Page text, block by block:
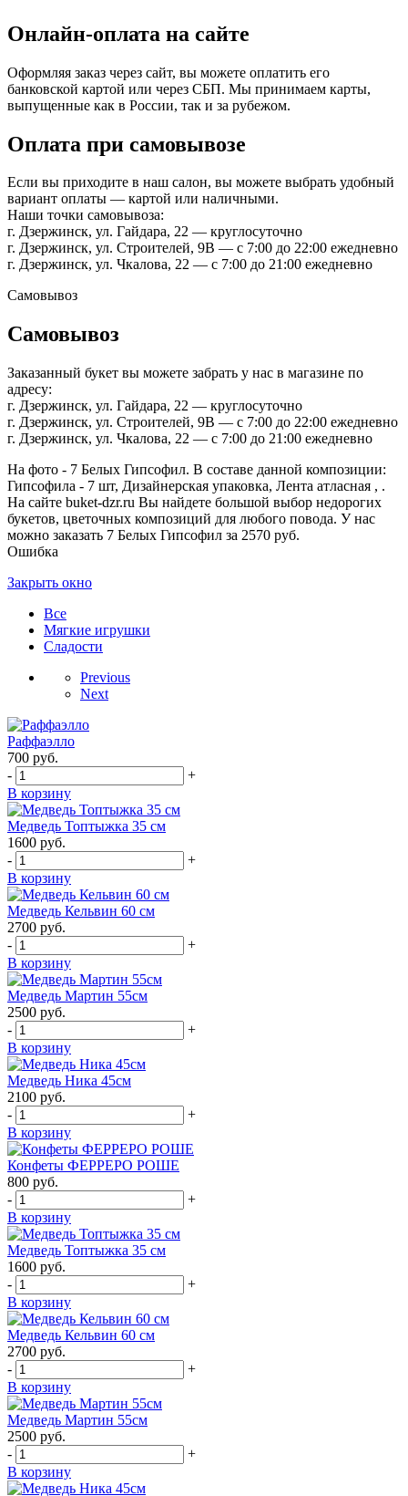
Онлайн-оплата на сайте
Оформляя заказ через сайт, вы можете оплатить его
банковской картой или через СБП. Мы принимаем карты,
выпущенные как в России, так и за рубежом.
Оплата при самовывозе
Если вы приходите в наш салон, вы можете выбрать удобный
вариант оплаты — картой или наличными.
Наши точки самовывоза:
г. Дзержинск, ул. Гайдара, 22 — круглосуточно
г. Дзержинск, ул. Строителей, 9В — с 7:00 до 22:00 ежедневно
г. Дзержинск, ул. Чкалова, 22 — с 7:00 до 21:00 ежедневно
Самовывоз
Самовывоз
Заказанный букет вы можете забрать у нас в магазине по
адресу:
г. Дзержинск, ул. Гайдара, 22 — круглосуточно
г. Дзержинск, ул. Строителей, 9В — с 7:00 до 22:00 ежедневно
г. Дзержинск, ул. Чкалова, 22 — с 7:00 до 21:00 ежедневно
На фото - 7 Белых Гипсофил. В составе данной композиции:
Гипсофила - 7 шт, Дизайнерская упаковка, Лента атласная , .
На сайте buket-dzr.ru Вы найдете большой выбор недорогих
букетов, цветочных композиций для любого повода. У нас
можно заказать 7 Белых Гипсофил за 2570 руб.
Ошибка
Закрыть окно
Все
Мягкие игрушки
Сладости
Previous
Next
Раффаэлло
700 руб.
-
+
В корзину
Медведь Топтыжка 35 см
1600 руб.
-
+
В корзину
Медведь Кельвин 60 см
2700 руб.
-
+
В корзину
Медведь Мартин 55см
2500 руб.
-
+
В корзину
Медведь Ника 45см
2100 руб.
-
+
В корзину
Конфеты ФЕРРЕРО РОШЕ
800 руб.
-
+
В корзину
Медведь Топтыжка 35 см
1600 руб.
-
+
В корзину
Медведь Кельвин 60 см
2700 руб.
-
+
В корзину
Медведь Мартин 55см
2500 руб.
-
+
В корзину